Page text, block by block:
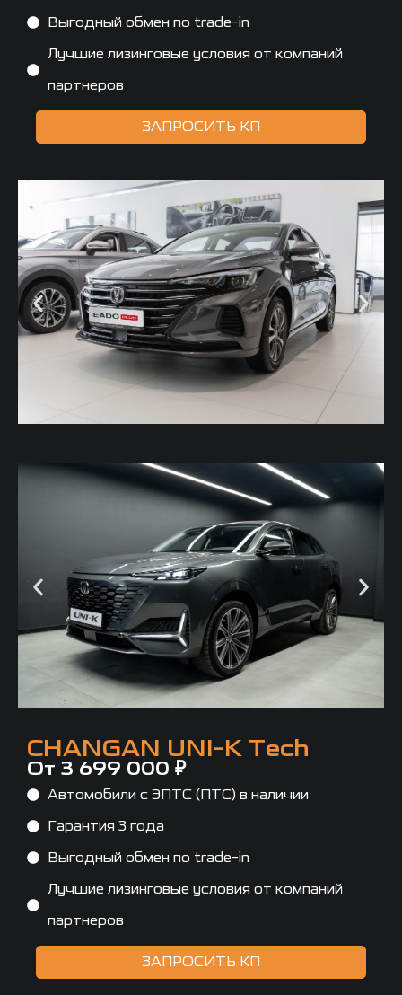
Выгодный обмен по trade-in
Лучшие лизинговые условия от компаний
партнеров
ЗАПРОСИТЬ КП
CHANGAN UNI-K Tech
От 3 699 000 ₽
Автомобили с ЭПТС (ПТС) в наличии
Гарантия 3 года
Выгодный обмен по trade-in
Лучшие лизинговые условия от компаний
партнеров
ЗАПРОСИТЬ КП